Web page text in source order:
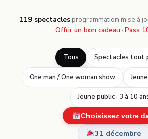
119 spectacles· programmation mise à
Offrir un bon cadeau · Pass
Tous Spectacles tout
One man / One woman show
Jeune public · 3 à 10
Choisissez votre
31 décembre